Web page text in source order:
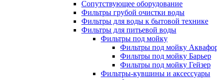
Сопутствующее оборудование
Фильтры грубой очистки воды
Фильтры для воды к бытовой технике
Фильтры для питьевой воды
Фильтры под мойку
Фильтры под мойку
Фильтры под мойку Барьер
Фильтры под мойку Гейзер
Фильтры-кувшины и аксессуары